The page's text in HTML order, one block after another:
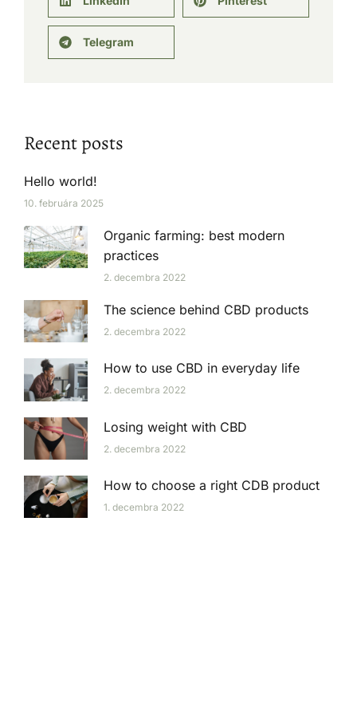
Telegram
Recent posts
Hello world!
10. februára 2025
Organic farming: best modern
practices
2. decembra 2022
The science behind CBD products
2. decembra 2022
How to use CBD in everyday life
2. decembra 2022
Losing weight with CBD
2. decembra 2022
How to choose a right CDB product
1. decembra 2022